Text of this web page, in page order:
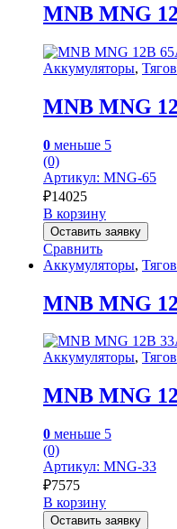
MNB MNG
Аккумуляторы,
MNB MNG
0 меньше 5
(0)
Артикул: MNG-65
₽14025
В корзину
Оставить заявку
Сравнить
Аккумуляторы,
MNB MNG
Аккумуляторы,
MNB MNG
0 меньше 5
(0)
Артикул: MNG-33
₽7575
В корзину
Оставить заявку